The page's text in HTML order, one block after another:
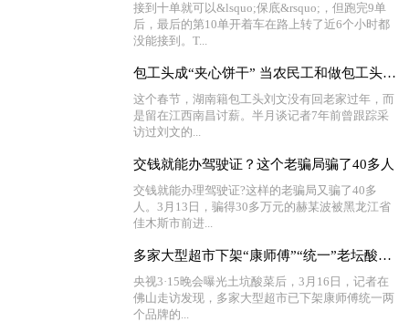
接到十单就可以&lsquo;保底&rsquo;，但跑完9单
后，最后的第10单开着车在路上转了近6个小时都
没能接到。T...
包工头成“夹心饼干” 当农民工和做包工头有啥区别？
这个春节，湖南籍包工头刘文没有回老家过年，而
是留在江西南昌讨薪。半月谈记者7年前曾跟踪采
访过刘文的...
交钱就能办驾驶证？这个老骗局骗了40多人
交钱就能办理驾驶证?这样的老骗局又骗了40多
人。3月13日，骗得30多万元的赫某波被黑龙江省
佳木斯市前进...
多家大型超市下架“康师傅”“统一”老坛酸菜牛肉面
央视3·15晚会曝光土坑酸菜后，3月16日，记者在
佛山走访发现，多家大型超市已下架康师傅统一两
个品牌的...